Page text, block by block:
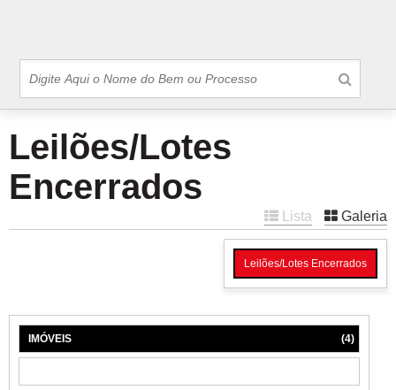
Leilões/Lotes
Encerrados
Lista Galeria
Leilões/Lotes Encerrados
IMÓVEIS (4)